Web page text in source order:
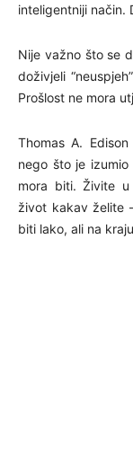
inteligentniji način.
Nije važno što se
doživjeli
Prošlost ne mora
Thomas A.
nego što je
mora biti. Živite
život kakav želite
biti lako, ali na